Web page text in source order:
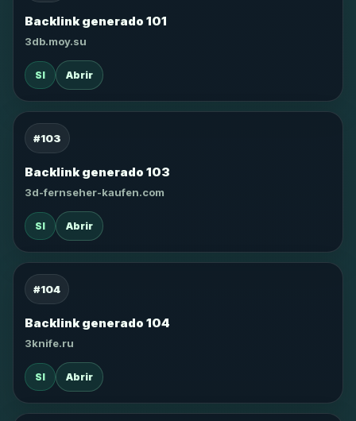
Backlink generado 101
3db.moy.su
SI Abrir
#103
Backlink generado 103
3d-fernseher-kaufen.com
SI Abrir
#104
Backlink generado 104
3knife.ru
SI Abrir